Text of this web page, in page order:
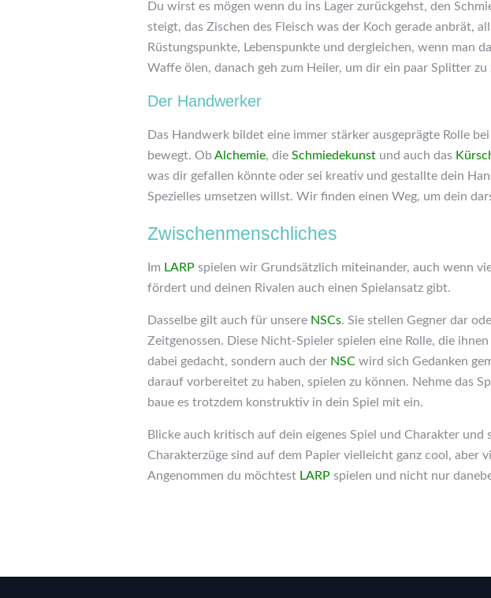
Du wirst es mögen wenn du ins Lager zurückgehst, den
steigt, das Zischen des Fleisch was der Koch gerade anbrät,
Rüstungspunkte, Lebenspunkte und dergleichen, wenn man
Waffe ölen, danach geh zum Heiler, um dir ein paar Splitter
Der Handwerker
Das Handwerk bildet eine immer stärker ausgeprägte Rolle
bewegt. ObAlchemie, die Schmiedekunst und auch das
was dir gefallen könnte oder sei kreativ und gestallte dein
Spezielles umsetzen willst. Wir finden einen Weg, um dein
Zwischenmenschliches
Im LARP spielen wir Grundsätzlich miteinander, auch wenn
fördert und deinen Rivalen auch einen Spielansatz gibt.
Dasselbe gilt auch für unsere NSCs. Sie stellen Gegner dar
Zeitgenossen. Diese Nicht-Spieler spielen eine Rolle, die
dabei gedacht, sondern auch der NSC wird sich Gedanken
darauf vorbereitet zu haben, spielen zu können. Nehme das
baue es trotzdem konstruktiv in dein Spiel mit ein.
Blicke auch kritisch auf dein eigenes Spiel und Charakter
Charakterzüge sind auf dem Papier vielleicht ganz cool, aber
Angenommen du möchtest LARP spielen und nicht nur